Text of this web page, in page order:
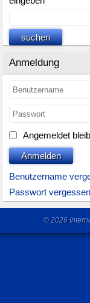
suchen
Anmeldung
Angemeldet
Anmelden
Benutzername
Passwort
© 2026